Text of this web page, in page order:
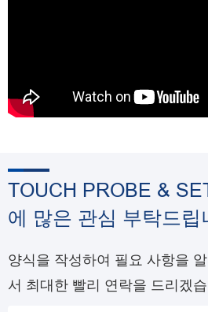
TOUCH PROBE &
에 많은 관심 부탁드립
양식을 작성하여 필요 사항을
서 최대한 빨리 연락을 드리겠